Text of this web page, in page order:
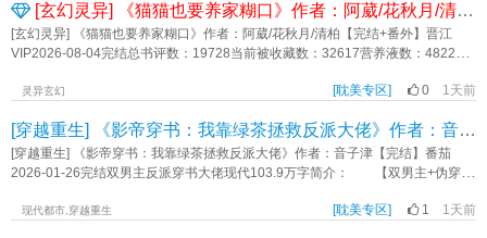
个上了锁的房间，婚后某天许知愿不慎闯入，在看见墙壁上密密麻麻的照片时，
震惊的失了声。 她想逃，被一个高大强势的身影一步步逼退到墙角，男人阴
沉的声音如同毒舌吐着信子，“怎么办呢宝宝，被你发现了我的秘密，这次是真的
佬！》作者：南瓜小小姐
宝的男人。 他看她的眼神没有爱，只有浓烈的恨。 “救她？好啊，跟我三
个月，我答应你。” 为了救小女娃，季清柠委身于他。 但一直到最后，她
才知道，墨池不过是在戏耍她。 他非但不救，还勒令所有能救小女娃的医生
了， “墨池，你不是人，你跟你妹妹一样，就是个视人命为草芥的畜生！”
复，可为什么看着她难过，却没有半点报复成功的快感？ 后来，季清柠转身
嫁人。 婚礼前夕，墨池才知道，那个被他视为草芥的小女娃竟是他的孩
子！ 那个他以为被季清柠狠心“杀”死的孩子，原来，竟被她偷偷生下来
场， “季清柠，带着我的孩子嫁人，谁给你的胆子？” ​ 书籍标签：破镜
[玄幻灵异] 《猫猫也要养家糊口》作者：阿葳/花秋月/清柏【完结+番外】
[玄幻灵异] 《猫猫也要养家糊口》作者：阿葳/花秋月/清柏【完结+番外】晋江
VIP2026-08-04完结总书评数：19728当前被收藏数：32617营养液数：48222文
呆的狸花猫爷，后头有群等着嘎蛋的流浪猫狗，年仅十八的江亦一穷得吃不上饭
诊。 开诊首日无人问津，直到某警打假进了直播间，并询问一警犬总是呼吸
不上且拼命喘，送去医院也检查不出来毛病是什么原因。 江亦一和屏幕对面
的德牧对视了一眼，“装的。” 某警：“你说啥？” 江亦一：“它觉得工作压力
犬。” 直播观众纷纷嘲笑主播小丑，马上就会被封号，可没多久某警回来了，
灵异玄幻 [耽美专区] 0 1天前
[穿越重生] 《影帝穿书：我靠绿茶拯救反派大佬》作者：音子津【完结】
[穿越重生] 《影帝穿书：我靠绿茶拯救反派大佬》作者：音子津【完结】番茄
2026-01-26完结双男主反派穿书大佬现代103.9万字简介： 【双男主+伪穿书
澈，史上最年轻五金影帝，人生赢家，却有个“坏”习惯——爱骂书！ 还只骂一
现代都市,穿越重生 [耽美专区] 1 1天前